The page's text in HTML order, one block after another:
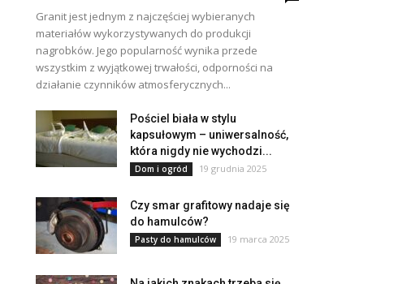
Granit jest jednym z najczęściej wybieranych
materiałów wykorzystywanych do produkcji
nagrobków. Jego popularność wynika przede
wszystkim z wyjątkowej trwałości, odporności na
działanie czynników atmosferycznych...
Pościel biała w stylu
kapsułowym – uniwersalność,
która nigdy nie wychodzi...
Dom i ogród 19 grudnia 2025
Czy smar grafitowy nadaje się
do hamulców?
Pasty do hamulców 19 marca 2025